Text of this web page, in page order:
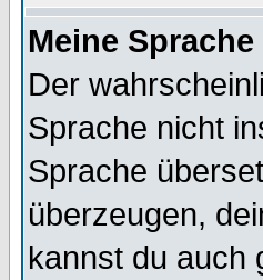
Meine
Der
Sprache nicht
Sprache
überzeugen,
kannst du auch